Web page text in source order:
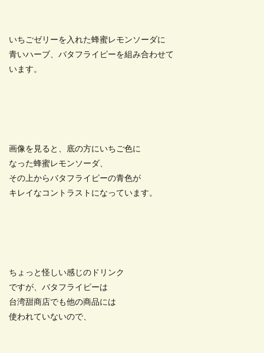
いちごゼリーを入れた蜂蜜レモンソーダに
青いハーブ、バタフライピーを組み合わせて
います。
画像を見ると、底の方にいちご色に
なった蜂蜜レモンソーダ、
その上からバタフライピーの青色が
キレイなコントラストになっています。
ちょっと怪しい感じのドリンク
ですが、バタフライピーは
台湾甜商店でも他の商品には
使われていないので、